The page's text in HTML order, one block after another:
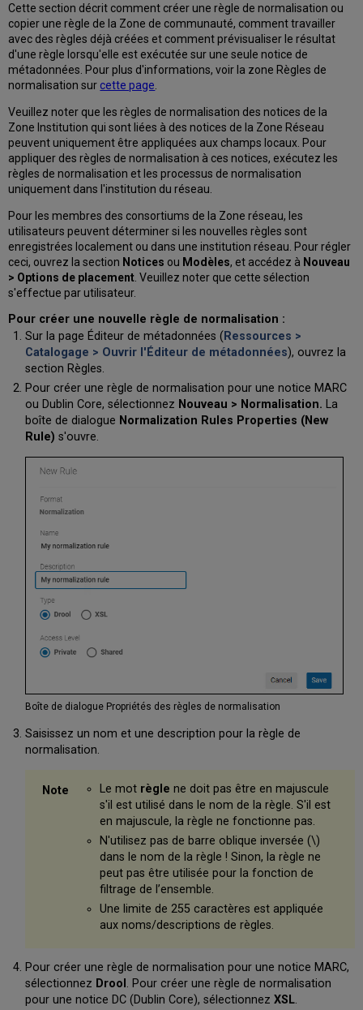
Cette section décrit comment créer une règle de normalisation ou
copier une règle de la Zone de communauté, comment travailler
avec des règles déjà créées et comment prévisualiser le résultat
d'une règle lorsqu'elle est exécutée sur une seule notice de
métadonnées. Pour plus d'informations, voir la zone Règles de
normalisation sur cette page
Veuillez noter que les règles de normalisation des notices de la
Zone Institution qui sont liées à des notices de la Zone Réseau
peuvent uniquement être appliquées aux champs locaux. Pour
appliquer des règles de normalisation à ces notices, exécutez les
règles de normalisation et les processus de normalisation
uniquement dans l'institution du réseau.
Pour les membres des consortiums de la Zone réseau, les
utilisateurs peuvent déterminer si les nouvelles règles sont
enregistrées localement ou dans une institution réseau. Pour régler
ceci, ouvrez la section Notices ou Modèles, et accédez à Nouveau
> Options de placement . Veuillez noter que cette sélection
s'effectue par utilisateur.
Pour créer une nouvelle règle de normalisation :
Sur la page Éditeur de métadonnées (Ressources >
Catalogage > Ouvrir l'Éditeur de métadonnées), ouvrez la
section Règles.
Pour créer une règle de normalisation pour une notice MARC
ou Dublin Core, sélectionnez Nouveau > Normalisation. La
boîte de dialogue Normalization Rules Properties (New
Rule) s'ouvre.
Boîte de dialogue Propriétés des règles de normalisation
Saisissez un nom et une description pour la règle de
normalisation.
Le mot règle ne doit pas être en majuscule
s'il est utilisé dans le nom de la règle. S'il est
en majuscule, la règle ne fonctionne pas.
N'utilisez pas de barre oblique inversée (\)
dans le nom de la règle ! Sinon, la règle ne
peut pas être utilisée pour la fonction de
filtrage de l’ensemble.
Une limite de 255 caractères est appliquée
aux noms/descriptions de règles.
Pour créer une règle de normalisation pour une notice MARC,
sélectionnez Drool . Pour créer une règle de normalisation
pour une notice DC (Dublin Core), sélectionnez XSL.